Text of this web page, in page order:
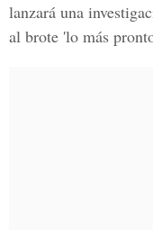
lanzará una
al brote 'lo más